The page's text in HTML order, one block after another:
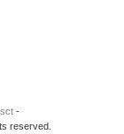
-
reserved.